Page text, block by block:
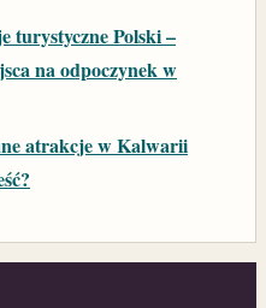
turystyczne Polski –
na odpoczynek w
atrakcje w Kalwarii